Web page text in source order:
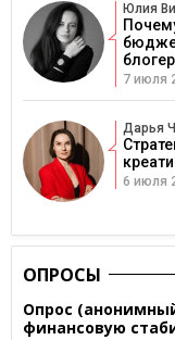
Юлия
7 июля
Дарья
6 июля
ОПРОСЫ
Опрос
финансовую